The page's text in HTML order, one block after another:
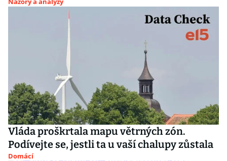
Vláda proškrtala mapu větrných zón.
Podívejte se, jestli ta u vaší chalupy zůstala
Domácí